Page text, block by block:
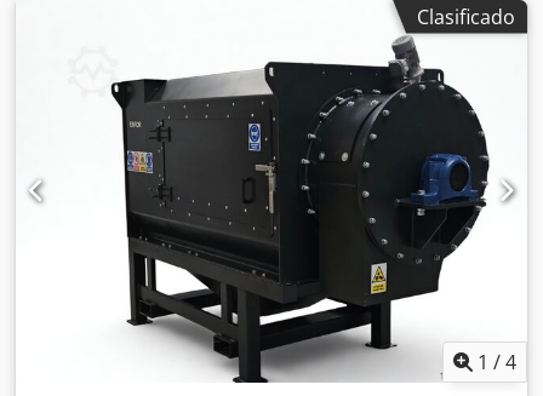
Clasificado
1 /4